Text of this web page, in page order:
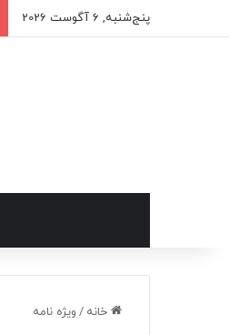
پنج‌شنبه, 6 آگوست 2026
خانه / ویژه نامه